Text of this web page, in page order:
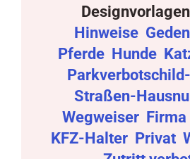
Hinweise
Pferde Hunde
Straßen-
Wegweiser Firma
KFZ-Halter Privat